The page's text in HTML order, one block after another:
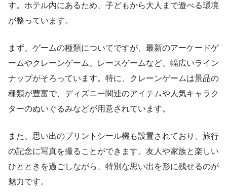
す。ホテル内にあるため、子どもから大人まで遊べる環境
が整っています。
まず、ゲームの種類についてですが、最新のアーケードゲ
ームやクレーンゲーム、レースゲームなど、幅広いライン
ナップがそろっています。特に、クレーンゲームは景品の
種類が豊富で、ディズニー関連のアイテムや人気キャラク
ターのぬいぐるみなどが用意されています。
また、思い出のプリントシール機も設置されており、旅行
の記念に写真を撮ることができます。友人や家族と楽しい
ひとときを過ごしながら、特別な思い出を形に残せるのが
魅力です。